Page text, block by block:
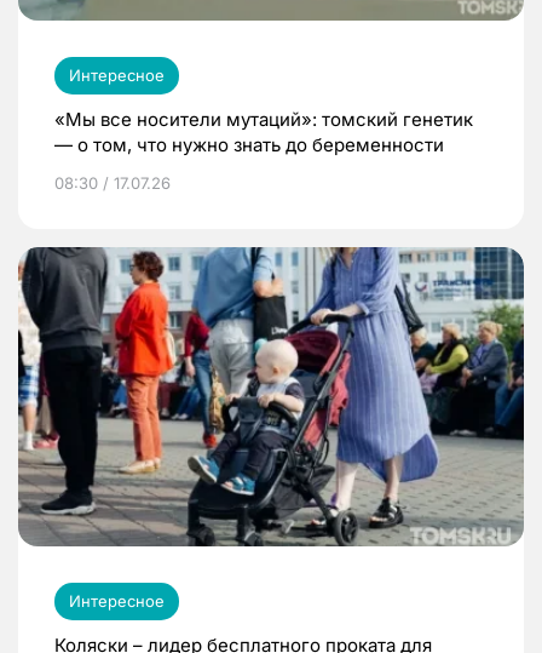
Интересное
«Мы все носители мутаций»: томский генетик
— о том, что нужно знать до беременности
08:30 / 17.07.26
Интересное
Коляски – лидер бесплатного проката для